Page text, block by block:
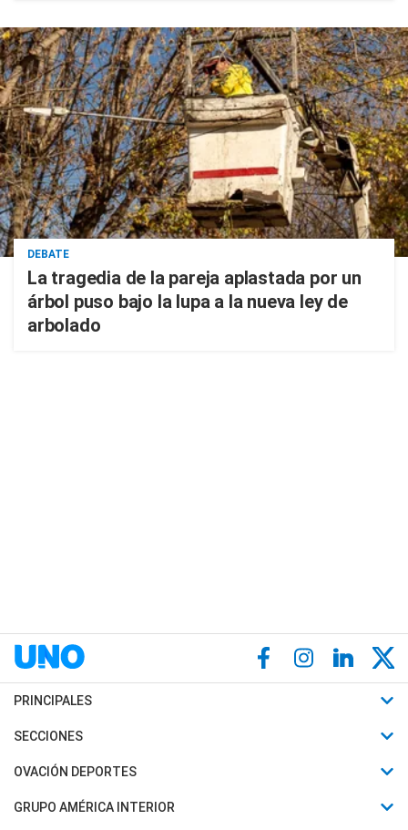
DEBATE
La tragedia de la pareja aplastada por un
árbol puso bajo la lupa a la nueva ley de
arbolado
PRINCIPALES
Últimas Noticias
Política
SECCIONES
Horóscopo
Motores
OVACIÓN DEPORTES
Fútbol
GRUPO AMÉRICA INTERIOR